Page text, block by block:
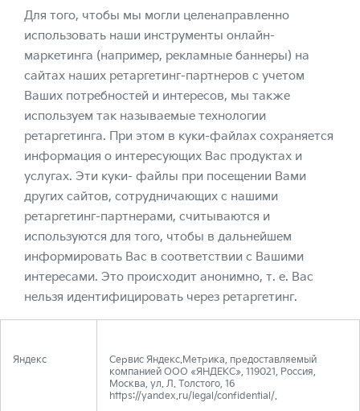
Для того, чтобы мы могли целенаправленно
использовать наши инструменты онлайн-
маркетинга (например, рекламные баннеры) на
сайтах наших ретаргетинг-партнеров с учетом
Ваших потребностей и интересов, мы также
используем так называемые технологии
ретаргетинга. При этом в куки-файлах сохраняется
информация о интересующих Вас продуктах и
услугах. Эти куки- файлы при посещении Вами
других сайтов, сотрудничающих с нашими
ретаргетинг-партнерами, считываются и
используются для того, чтобы в дальнейшем
информировать Вас в соответствии с Вашими
интересами. Это происходит анонимно, т. е. Вас
нельзя идентифицировать через ретаргетинг.
Яндекс
Сервис Яндекс.Метрика, предоставляемый
компанией ООО «ЯНДЕКС», 119021, Россия,
Москва, ул. Л. Толстого, 16
https://yandex.ru/legal/confidential/.